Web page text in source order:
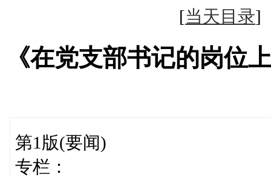
[当天目录
《在党支部书记的岗位
第1版(要闻)
专栏：